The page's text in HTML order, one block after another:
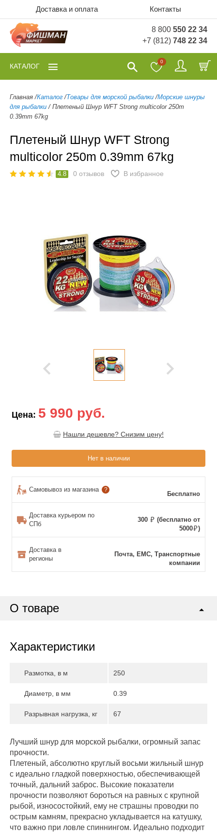
Доставка и оплата Контакты
8 800 550 22 34
+7 (812) 748 22 34
0
КАТАЛОГ
Главная /Каталог /Товары для морской рыбалки /Морские шнуры
для рыбалки / Плетеный Шнур WFT Strong multicolor 250m
0.39mm 67kg
Плетеный Шнур WFT Strong
multicolor 250m 0.39mm 67kg
4.8 0 отзывов В избранное
Цена: 5 990 руб.
Нашли дешевле? Снизим цену!
Нет в наличии
Самовывоз из магазина ?
Бесплатно
Доставка курьером по
СПб
300
(бесплатно от
5000
)
Доставка в
регионы
Почта, ЕМС, Транспортные
компании
О товаре
Характеристики
Размотка, в м 250
Диаметр, в мм 0.39
Разрывная нагрузка, кг 67
Лучший шнур для морской рыбалки, огромный запас
прочности.
Плетеный, абсолютно круглый восьми жильный шнур
с идеально гладкой поверхностью, обеспечивающей
точный, дальний заброс. Высокие показатели
прочности позволяют бороться на равных с крупной
рыбой, износостойкий, ему не страшны проводки по
острым камням, прекрасно укладывается на катушку,
что важно при ловле спиннингом. Идеально подходит